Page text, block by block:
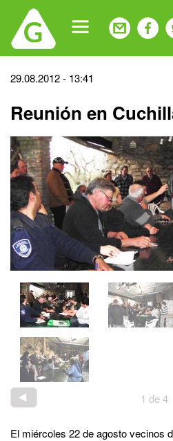
navigation
Back
top
29.08.2012 - 13:41
Reunión en
1 de4
El miércoles 22 de agosto vecinos